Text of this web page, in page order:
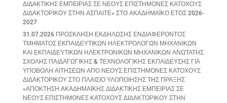
ΔΙΔΑΚΤΙΚΗΣ ΕΜΠΕΙΡΙΑΣ ΣΕ ΝΕΟΥΣ ΕΠΙΣΤΗΜΟΝΕΣ ΚΑΤΟΧΟΥΣ
ΔΙΔΑΚΤΟΡΙΚΟΥ ΣΤΗΝ ΑΣΠΑΙΤΕ» ΣΤΟ ΑΚΑΔΗΜΑΪΚΟ ΕΤΟΣ 2026-
2027
31.07.2026 ΠΡΟΣΚΛΗΣΗ ΕΚΔΗΛΩΣΗΣ ΕΝΔΙΑΦΕΡΟΝΤΟΣ
ΤΜΗΜΑΤΟΣ ΕΚΠΑΙΔΕΥΤΙΚΩΝ ΗΛΕΚΤΡΟΛΟΓΩΝ ΜΗΧΑΝΙΚΩΝ
ΚΑΙ ΕΚΠΑΙΔΕΥΤΙΚΩΝ ΗΛΕΚΤΡΟΝΙΚΩΝ ΜΗΧΑΝΙΚΩΝ ΑΝΩΤΑΤΗΣ
ΣΧΟΛΗΣ ΠΑΙΔΑΓΩΓΙΚΗΣ & ΤΕΧΝΟΛΟΓΙΚΗΣ ΕΚΠΑΙΔΕΥΣΗΣ ΓΙΑ
ΥΠΟΒΟΛΗ ΑΙΤΗΣΕΩΝ ΑΠΟ ΝΕΟΥΣ ΕΠΙΣΤΗΜΟΝΕΣ ΚΑΤΟΧΟΥΣ
ΔΙΔΑΚΤΟΡΙΚΟΥ ΣΤΟ ΠΛΑΙΣΙΟ ΥΛΟΠΟΙΗΣΗΣ ΤΗΣ ΠΡΑΞΗΣ
«ΑΠΟΚΤΗΣΗ ΑΚΑΔΗΜΑΪΚΗΣ ΔΙΔΑΚΤΙΚΗΣ ΕΜΠΕΙΡΙΑΣ ΣΕ
ΝΕΟΥΣ ΕΠΙΣΤΗΜΟΝΕΣ ΚΑΤΟΧΟΥΣ ΔΙΔΑΚΤΟΡΙΚΟΥ ΣΤΗΝ